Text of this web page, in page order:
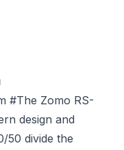
#The Zomo RS-
design and
50 divide the